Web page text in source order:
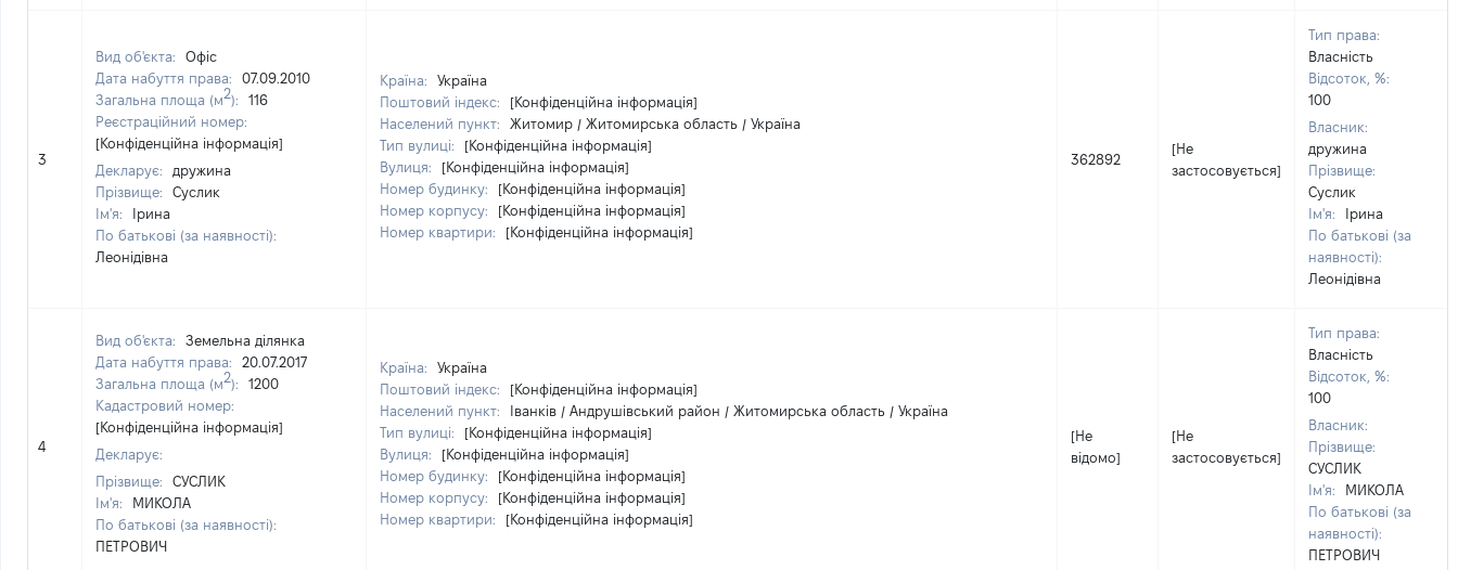
3
Вид об'єкта:
Офіс
Дата набуття права:
07.09.2010
Загальна площа (м2):
116
Реєстраційний номер:
[Конфіденційна інформація]
Декларує:
дружина
Прізвище:
Суслик
Ім'я:
Ірина
По батькові (за наявності):
Леонідівна
Країна:
Україна
Поштовий індекс:
[Конфіденційна інформація]
Населений пункт:
Житомир / Житомирська область / Україна
Тип вулиці:
[Конфіденційна інформація]
Вулиця:
[Конфіденційна інформація]
Номер будинку:
[Конфіденційна інформація]
Номер корпусу:
[Конфіденційна інформація]
Номер квартири:
[Конфіденційна інформація]
362892
[Не
застосовується]
Тип права:
Власність
Відсоток, %:
100
Власник:
дружина
Прізвище:
Суслик
Ім'я:
Ірина
По батькові (за
наявності):
Леонідівна
4
Вид об'єкта:
Земельна ділянка
Дата набуття права:
20.07.2017
Загальна площа (м2):
1200
Кадастровий номер:
[Конфіденційна інформація]
Декларує:
Прізвище:
СУСЛИК
Ім'я:
МИКОЛА
По батькові (за наявності):
ПЕТРОВИЧ
Країна:
Україна
Поштовий індекс:
[Конфіденційна інформація]
Населений пункт:
Іванків / Андрушівський район / Житомирська область / Україна
Тип вулиці:
[Конфіденційна інформація]
Вулиця:
[Конфіденційна інформація]
Номер будинку:
[Конфіденційна інформація]
Номер корпусу:
[Конфіденційна інформація]
Номер квартири:
[Конфіденційна інформація]
[Не
відомо]
[Не
застосовується]
Тип права:
Власність
Відсоток, %:
100
Власник:
Прізвище:
СУСЛИК
Ім'я:
МИКОЛА
По батькові (за
наявності):
ПЕТРОВИЧ